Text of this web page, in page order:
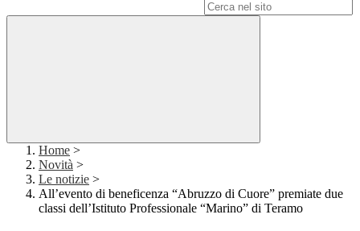
Home >
Novità >
Le notizie >
All’evento di beneficenza “Abruzzo di Cuore” premiate due
classi dell’Istituto Professionale “Marino” di Teramo